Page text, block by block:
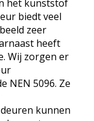
het kunststof
biedt veel
zeer
heeft
Wij zorgen er
NEN 5096. Ze
kunnen